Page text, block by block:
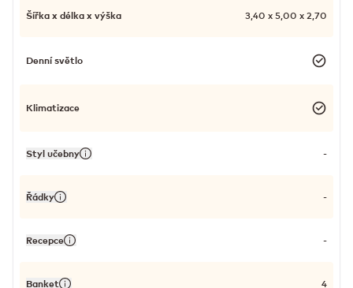
Šířka x délka x výška 3,40 x 5,00 x 2,70
Denní světlo
Klimatizace
Styl učebny -
Řádky -
Recepce -
Banket 4